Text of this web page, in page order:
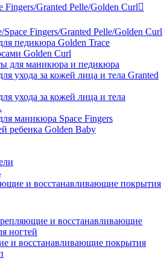
Fingers/Granted Pelle/Golden Curl
Space Fingers/Granted Pelle/Golden Curl
педикюра Golden Trace
Golden Curl
для маникюра и педикюра
ухода за кожей лица и тела Granted
ухода за кожей лица и тела
маникюра Space Fingers
ребенка Golden Baby
и восстанавливающие покрытия
и восстанавливающие
ногтей
и восстанавливающие покрытия